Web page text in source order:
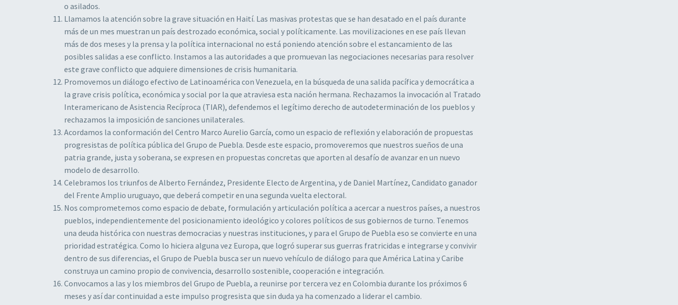
o asilados.
Llamamos la atención sobre la grave situación en Haití. Las masivas protestas que se han desatado en el país durante
más de un mes muestran un país destrozado económica, social y políticamente. Las movilizaciones en ese país llevan
más de dos meses y la prensa y la política internacional no está poniendo atención sobre el estancamiento de las
posibles salidas a ese conflicto. Instamos a las autoridades a que promuevan las negociaciones necesarias para resolver
este grave conflicto que adquiere dimensiones de crisis humanitaria.
Promovemos un diálogo efectivo de Latinoamérica con Venezuela, en la búsqueda de una salida pacífica y democrática a
la grave crisis política, económica y social por la que atraviesa esta nación hermana. Rechazamos la invocación al Tratado
Interamericano de Asistencia Recíproca (TIAR), defendemos el legítimo derecho de autodeterminación de los pueblos y
rechazamos la imposición de sanciones unilaterales.
Acordamos la conformación del Centro Marco Aurelio García, como un espacio de reflexión y elaboración de propuestas
progresistas de política pública del Grupo de Puebla. Desde este espacio, promoveremos que nuestros sueños de una
patria grande, justa y soberana, se expresen en propuestas concretas que aporten al desafío de avanzar en un nuevo
modelo de desarrollo.
Celebramos los triunfos de Alberto Fernández, Presidente Electo de Argentina, y de Daniel Martínez, Candidato ganador
del Frente Amplio uruguayo, que deberá competir en una segunda vuelta electoral.
Nos comprometemos como espacio de debate, formulación y articulación política a acercar a nuestros países, a nuestros
pueblos, independientemente del posicionamiento ideológico y colores políticos de sus gobiernos de turno. Tenemos
una deuda histórica con nuestras democracias y nuestras instituciones, y para el Grupo de Puebla eso se convierte en una
prioridad estratégica. Como lo hiciera alguna vez Europa, que logró superar sus guerras fratricidas e integrarse y convivir
dentro de sus diferencias, el Grupo de Puebla busca ser un nuevo vehículo de diálogo para que América Latina y Caribe
construya un camino propio de convivencia, desarrollo sostenible, cooperación e integración.
Convocamos a las y los miembros del Grupo de Puebla, a reunirse por tercera vez en Colombia durante los próximos 6
meses y así dar continuidad a este impulso progresista que sin duda ya ha comenzado a liderar el cambio.